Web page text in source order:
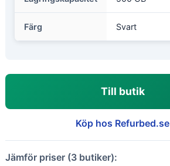
Färg Svart
Till butik
Köp hos Refurbed.se
Jämför priser (3 butiker):